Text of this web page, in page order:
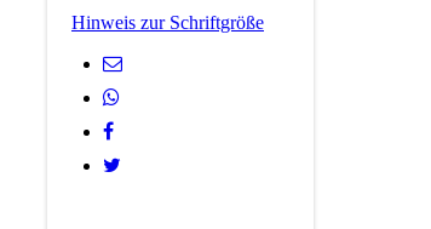
Hinweis zur Schriftgröße